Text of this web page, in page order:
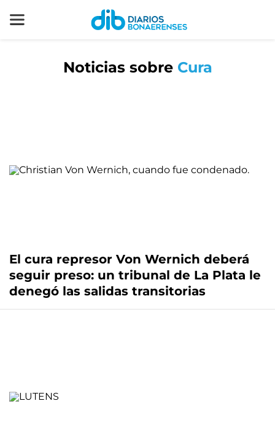
Noticias sobre Cura
El cura represor Von Wernich deberá
seguir preso: un tribunal de La Plata le
denegó las salidas transitorias